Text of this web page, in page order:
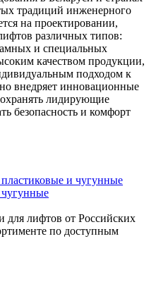
традиций инженерного
на проектировании,
различных типов:
и специальных
качеством продукции,
подходом к
внедряет инновационные
лидирующие
безопасность и комфорт
для лифтов от Российских
по доступным